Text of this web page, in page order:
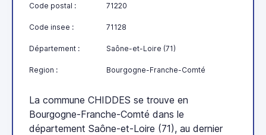
Code postal : 71220
Code insee : 71128
Département : Saône-et-Loire (71)
Region : Bourgogne-Franche-Comté
La commune CHIDDES se trouve en
Bourgogne-Franche-Comté dans le
département Saône-et-Loire (71), au dernier